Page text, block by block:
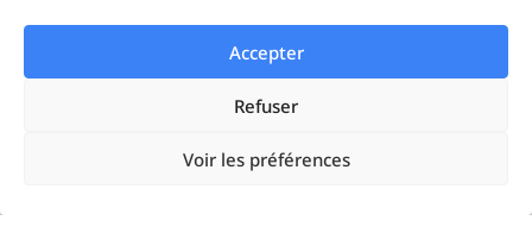
Accepter
Refuser
Voir les préférences